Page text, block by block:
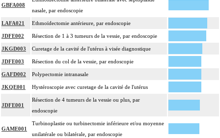
GBFA008
nasale, par endoscopie
LAFA021 Ethmoïdectomie antérieure, par endoscopie
JDFE002 Résection de 1 à 3 tumeurs de la vessie, par endoscopie
JKGD003 Curetage de la cavité de l'utérus à visée diagnostique
JDFE003 Résection du col de la vessie, par endoscopie
GAFD002 Polypectomie intranasale
JKQE001 Hystéroscopie avec curetage de la cavité de l'utérus
JDFE001
Résection de 4 tumeurs de la vessie ou plus, par
endoscopie
GAME001
Turbinoplastie ou turbinectomie inférieure et/ou moyenne
unilatérale ou bilatérale, par endoscopie